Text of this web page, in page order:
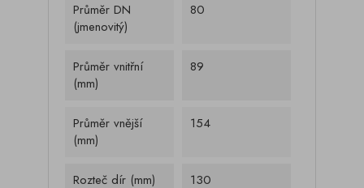
Průměr DN
(jmenovitý)
80
Průměr vnitřní
(mm)
89
Průměr vnější
(mm)
154
Rozteč dír (mm) 130